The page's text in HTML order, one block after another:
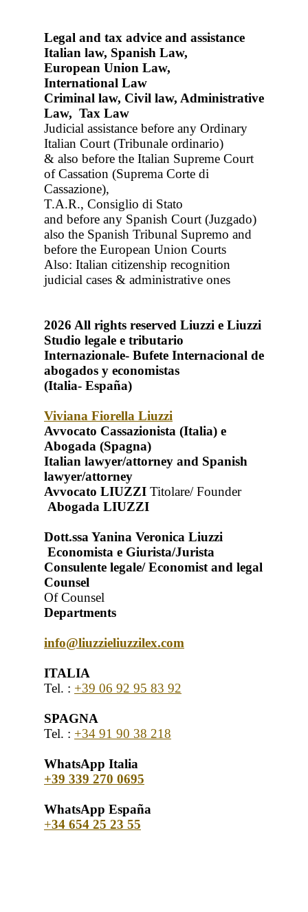
Legal and tax advice and assistance
Italian law, Spanish Law,
European Union Law,
International Law
Criminal law, Civil law, Administrative
Law, Tax Law
Judicial assistance before any Ordinary
Italian Court (Tribunale ordinario)
& also before the Italian Supreme Court
of Cassation (Suprema Corte di
Cassazione),
T.A.R., Consiglio di Stato
and before any Spanish Court (Juzgado)
also the Spanish Tribunal Supremo and
before the European Union Courts
Also: Italian citizenship recognition
judicial cases & administrative ones
2026 All rights reserved Liuzzi e Liuzzi
Studio legale e tributario
Internazionale- Bufete Internacional de
abogados y economistas
(Italia- España)
Viviana Fiorella Liuzzi
Avvocato Cassazionista (Italia) e
Abogada (Spagna)
Italian lawyer/attorney and Spanish
lawyer/attorney
Avvocato LIUZZI Titolare/ Founder
Abogada LIUZZI
Dott.ssa Yanina Veronica Liuzzi
Economista e Giurista/Jurista
Consulente legale/ Economist and legal
Counsel
Of Counsel
Departments
info@liuzzieliuzzilex.com
ITALIA
Tel. : +39 06 92 95 83 92
SPAGNA
Tel. : +34 91 90 38 218
WhatsApp Italia
+39 339 270 0695
WhatsApp España
+34 654 25 23 55